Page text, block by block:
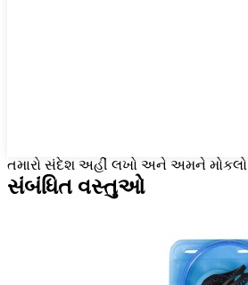
તમારો સંદેશ અહીં લખો અને અમને મોકલો
સંબંધિત વસ્તુઓ